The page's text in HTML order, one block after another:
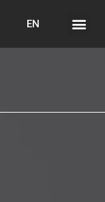
EN